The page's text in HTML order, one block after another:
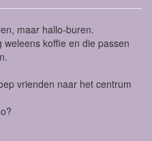
maar hallo-buren.
koffie en die passen
vrienden naar het centrum